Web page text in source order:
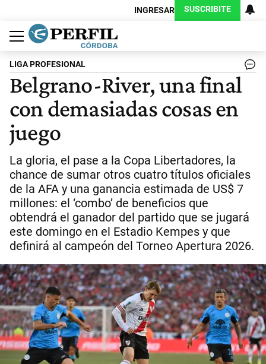
INGRESAR SUSCRIBITE
Política
Economía
Judiciales
Sociedad
Cultura
Espectáculos
Deportes
Protagonistas
LIGA PROFESIONAL
Belgrano-River, una final
con demasiadas cosas en
juego
La gloria, el pase a la Copa Libertadores, la
chance de sumar otros cuatro títulos oficiales
de la AFA y una ganancia estimada de US$ 7
millones: el ‘combo’ de beneficios que
obtendrá el ganador del partido que se jugará
este domingo en el Estadio Kempes y que
definirá al campeón del Torneo Apertura 2026.